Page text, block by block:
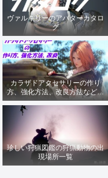
ヴァルキリーのアバターカタロ
グ
カラザドアクセサリーの作り
方、強化方法、改良方法などま
とめ【黒い砂漠冒険日誌１４１
珍しい狩猟図鑑の狩猟動物の出
現場所一覧